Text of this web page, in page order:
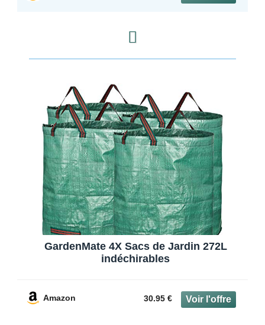
GardenMate 4X Sacs de Jardin 272L
indéchirables
Amazon 30.95 €